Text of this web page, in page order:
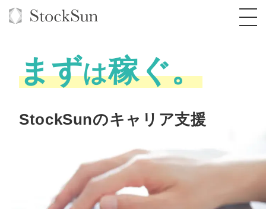
コンサルタント一覧
品質ガイドライン
定額制Webマーケティング代行『マキトルく
定額制営業代行『カリトルくん』
オリジナルサービス
格安でAI導入支援『あいのりAI』
オンラインサロン
StockSun道場
まずは稼ぐ。
StockSunのキャリア支援